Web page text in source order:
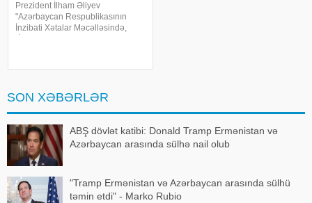
Prezident İlham Əliyev
"Azərbaycan Respublikasının
İnzibati Xətalar Məcəlləsində,
SON XƏBƏRLƏR
ABŞ dövlət katibi: Donald Tramp Ermənistan və
Azərbaycan arasında sülhə nail olub
"Tramp Ermənistan və Azərbaycan arasında sülhü
təmin etdi" - Marko Rubio